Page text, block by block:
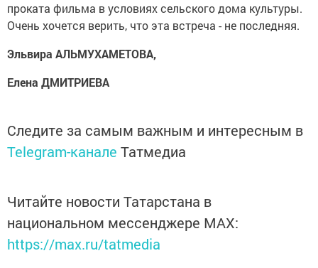
проката фильма в условиях сельского дома культуры.
Очень хочется верить, что эта встреча - не последняя.
Эльвира АЛЬМУХАМЕТОВА,
Елена ДМИТРИЕВА
Следите за самым важным и интересным в
Telegram-канале Татмедиа
Читайте новости Татарстана в
национальном мессенджере MАХ:
https://max.ru/tatmedia